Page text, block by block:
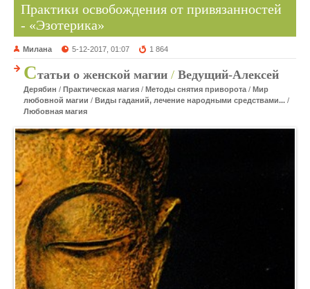
Практики освобождения от привязанностей
- «Эзотерика»
Милана 5-12-2017, 01:07 1 864
Статьи о женской магии / Ведущий-Алексей
Дерябин / Практическая магия / Методы снятия приворота / Мир
любовной магии / Виды гаданий, лечение народными средствами... /
Любовная магия